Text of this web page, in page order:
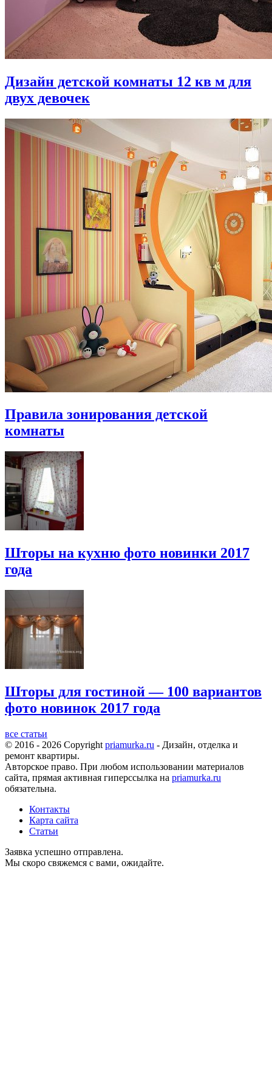
Дизайн детской комнаты 12 кв м для
двух девочек
Правила зонирования детской
комнаты
Шторы на кухню фото новинки 2017
года
Шторы для гостиной — 100 вариантов
фото новинок 2017 года
все статьи
© 2016 - 2026 Copyright priamurka.ru - Дизайн, отделка и
ремонт квартиры.
Авторское право. При любом использовании материалов
сайта, прямая активная гиперссылка на priamurka.ru
обязательна.
Контакты
Карта сайта
Статьи
Заявка успешно отправлена.
Мы скоро свяжемся с вами, ожидайте.